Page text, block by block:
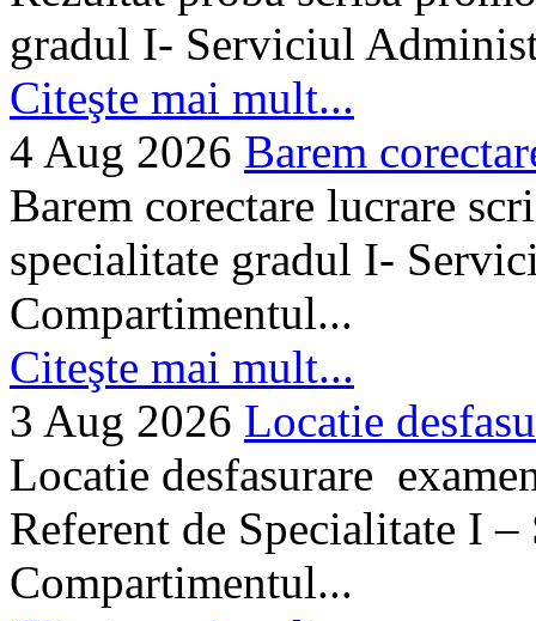
gradul I- Serviciul
Citeşte mai mult...
4 Aug 2026 Barem
Barem corectare lucrare
specialitate gradul I-
Compartimentul...
Citeşte mai mult...
3 Aug 2026 Locatie
Locatie desfasurare
Referent de Specialitate I
Compartimentul...